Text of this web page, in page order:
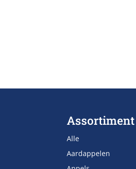
Assortiment
Alle
Aardappelen